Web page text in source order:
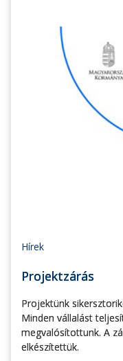
Hírek
Projektzárás
Projektünk
Minden vállalást
megvalósítottunk. A
elkészítettük.